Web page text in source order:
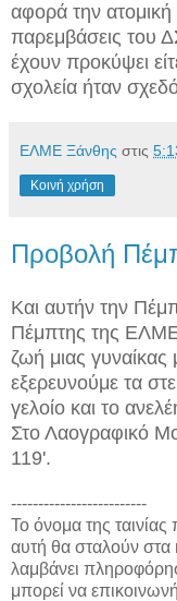
αφορά την ατομική
παρεμβάσεις του
έχουν προκύψει
σχολεία ήταν
ΕΛΜΕ Ξάνθης στις
Κοινή χρήση
Προβολή
Και αυτήν την
Πέμπτης της
ζωή μιας γυναίκας
εξερευνούμε τα
γελοίο και το
Στο Λαογραφικό
119'.
-------------------------
Το όνομα της
αυτή θα σταλούν στα
λαμβάνει
μπορεί να